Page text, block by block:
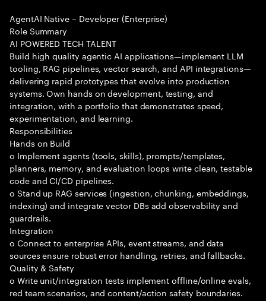
AgentAI Native – Developer (Enterprise)
Role Summary
AI POWERED TECH TALENT
Build high quality agentic AI applications—implement LLM
tooling, RAG pipelines, vector search, and API integrations—
delivering rapid prototypes that evolve into production
systems. Own hands on development, testing, and
integration, with a portfolio that demonstrates speed,
experimentation, and learning.
Responsibilities
Hands on Build
o Implement agents (tools, skills), prompts/templates,
planners, memory, and evaluation loops write clean, testable
code and CI/CD pipelines.
o Stand up RAG services (ingestion, chunking, embeddings,
indexing) and integrate vector DBs add observability and
guardrails.
Integration
o Connect to enterprise APIs, event streams, and data
sources ensure robust error handling, retries, and fallbacks.
Quality & Safety
o Write unit/integration tests implement offline/online evals,
red team scenarios, and content/action safety boundaries.